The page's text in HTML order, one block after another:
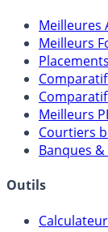
Comparatifs
Meilleures
Meilleurs
Comparatif
Comparatif
Meilleurs
Banques &
Outils